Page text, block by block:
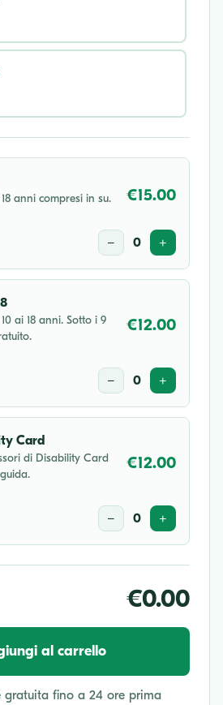
anni compresi in su. €15.00
− 0 +
ai 18 anni. Sotto i 9
€12.00
− 0 +
Card
di Disability Card
€12.00
− 0 +
€0.00
al carrello
gratuita fino a 24 ore prima